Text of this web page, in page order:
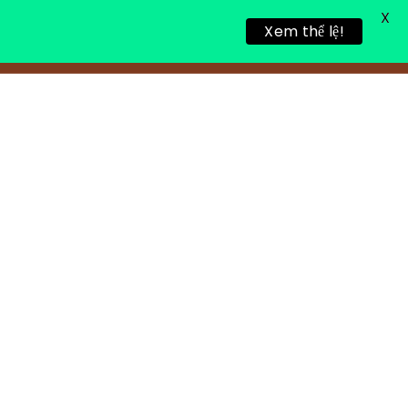
LIÊN HỆXem thể lệ!
X